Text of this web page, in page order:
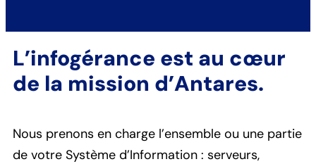
L’infogérance est au cœur
de la mission d’Antares.
Nous prenons en charge l’ensemble ou une partie
de votre Système d’Information : serveurs,